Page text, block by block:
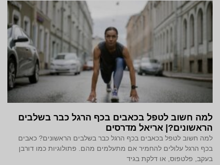
למה חשוב לטפל בכאבים בכף הרגל כבר בשלבים
הראשונים?| אריאל מדרסים
למה חשוב לטפל בכאבים בכף הרגל כבר בשלבים הראשונים? כאבים
בכף הרגל עלולים להחמיר אם מתעלמים מהם. פתולוגיות כמו דורבן
בעקב, פלטפוס, או דלקת בגיד